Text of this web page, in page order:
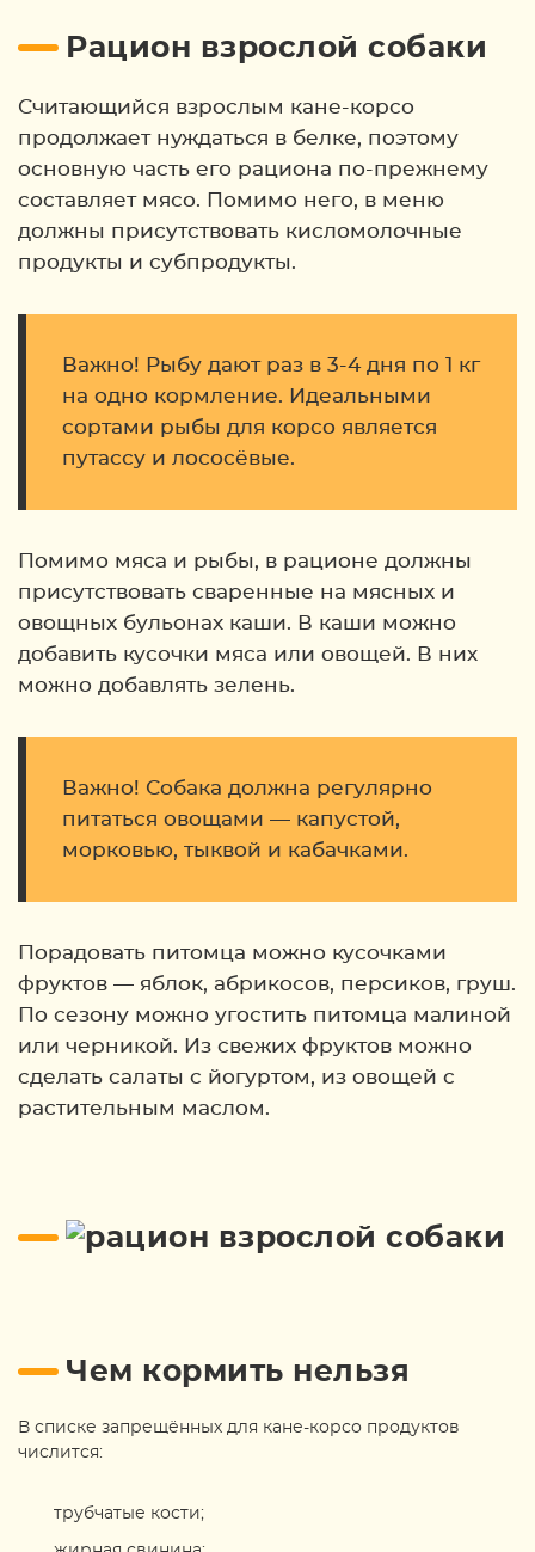
Рацион взрослой собаки
Считающийся взрослым кане-корсо
продолжает нуждаться в белке, поэтому
основную часть его рациона по-прежнему
составляет мясо. Помимо него, в меню
должны присутствовать кисломолочные
продукты и субпродукты.
Важно! Рыбу дают раз в 3-4 дня по 1 кг
на одно кормление. Идеальными
сортами рыбы для корсо является
путассу и лососёвые.
Помимо мяса и рыбы, в рационе должны
присутствовать сваренные на мясных и
овощных бульонах каши. В каши можно
добавить кусочки мяса или овощей. В них
можно добавлять зелень.
Важно! Собака должна регулярно
питаться овощами — капустой,
морковью, тыквой и кабачками.
Порадовать питомца можно кусочками
фруктов — яблок, абрикосов, персиков, груш.
По сезону можно угостить питомца малиной
или черникой. Из свежих фруктов можно
сделать салаты с йогуртом, из овощей с
растительным маслом.
Чем кормить нельзя
В списке запрещённых для кане-корсо продуктов
числится:
трубчатые кости;